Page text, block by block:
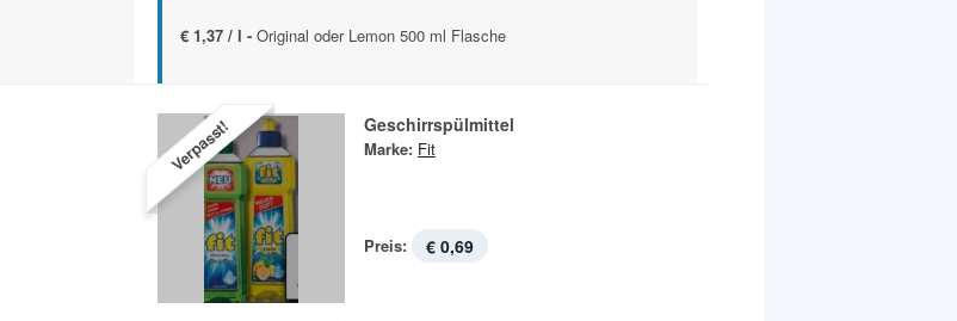
€ 1,37 / l - Original oder Lemon 500 ml Flasche
Verpasst! Geschirrspülmittel
Marke: Fit
Preis: € 0,69